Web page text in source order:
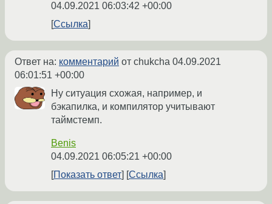
04.09.2021 06:03:42 +00:00
Ссылка
Ответ на: комментарий от chukcha 04.09.2021
06:01:51 +00:00
Ну ситуация схожая, например, и
бэкапилка, и компилятор учитывают
таймстемп.
Benis
04.09.2021 06:05:21 +00:00
Показать ответ
Ссылка